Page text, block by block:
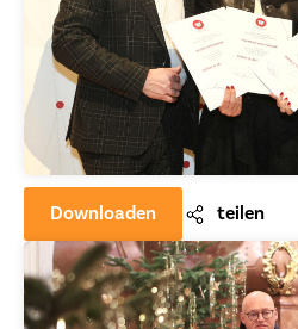
Downloaden teilen